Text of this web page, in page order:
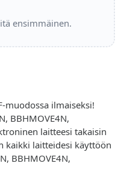
ensimmäinen.
muodossa ilmaiseksi!
BBHMOVE4N,
laitteesi takaisin
kaikki laitteidesi käyttöön
BBHMOVE4N,